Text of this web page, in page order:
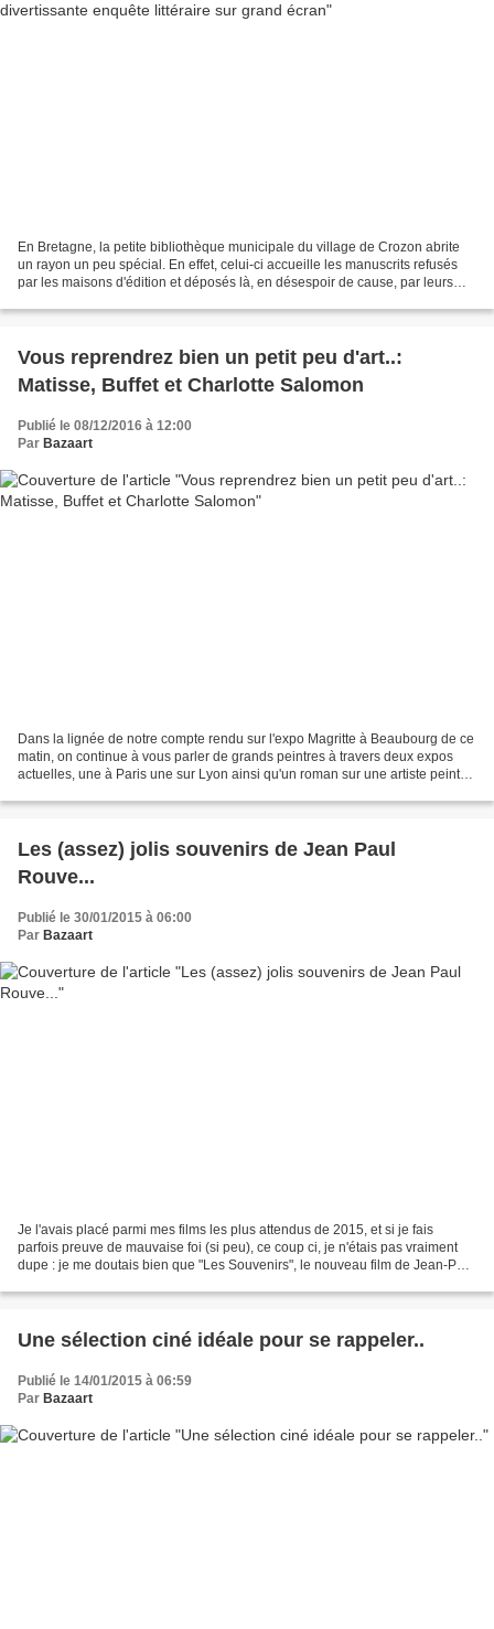
En Bretagne, la petite bibliothèque municipale du village de Crozon abrite
un rayon un peu spécial. En effet, celui-ci accueille les manuscrits refusés
par les maisons d'édition et déposés là, en désespoir de cause, par leurs
Vous reprendrez bien un petit peu d'art..:
Matisse, Buffet et Charlotte Salomon
Publié le 08/12/2016 à 12:00
Par Bazaart
Dans la lignée de notre compte rendu sur l'expo Magritte à Beaubourg de ce
matin, on continue à vous parler de grands peintres à travers deux expos
actuelles, une à Paris une sur Lyon ainsi qu'un roman sur une artiste peintre
Les (assez) jolis souvenirs de Jean Paul
Rouve...
Publié le 30/01/2015 à 06:00
Par Bazaart
Je l'avais placé parmi mes films les plus attendus de 2015, et si je fais
parfois preuve de mauvaise foi (si peu), ce coup ci, je n'étais pas vraiment
dupe : je me doutais bien que "Les Souvenirs", le nouveau film de Jean-Paul
Une sélection ciné idéale pour se rappeler..
Publié le 14/01/2015 à 06:59
Par Bazaart